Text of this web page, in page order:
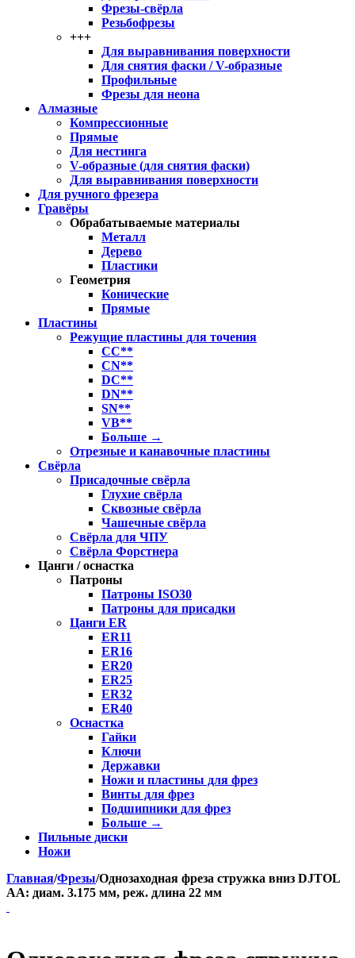
Фрезы-свёрла
Резьбофрезы
+++
Для выравнивания поверхности
Для снятия фаски / V-образные
Профильные
Фрезы для неона
Алмазные
Компрессионные
Прямые
Для нестинга
V-образные (для снятия фаски)
Для выравнивания поверхности
Для ручного фрезера
Гравёры
Обрабатываемые материалы
Металл
Дерево
Пластики
Геометрия
Конические
Прямые
Пластины
Режущие пластины для точения
CC**
CN**
DC**
DN**
SN**
VB**
Больше →
Отрезные и канавочные пластины
Свёрла
Присадочные свёрла
Глухие свёрла
Сквозные свёрла
Чашечные свёрла
Свёрла для ЧПУ
Свёрла Форстнера
Цанги / оснастка
Патроны
Патроны ISO30
Патроны для присадки
Цанги ER
ER11
ER16
ER20
ER25
ER32
ER40
Оснастка
Гайки
Ключи
Державки
Ножи и пластины для фрез
Винты для фрез
Подшипники для фрез
Больше →
Пильные диски
Ножи
Главная/Фрезы/Однозаходная фреза стружка вниз DJTOL
AA: диам. 3.175 мм, реж. длина 22 мм